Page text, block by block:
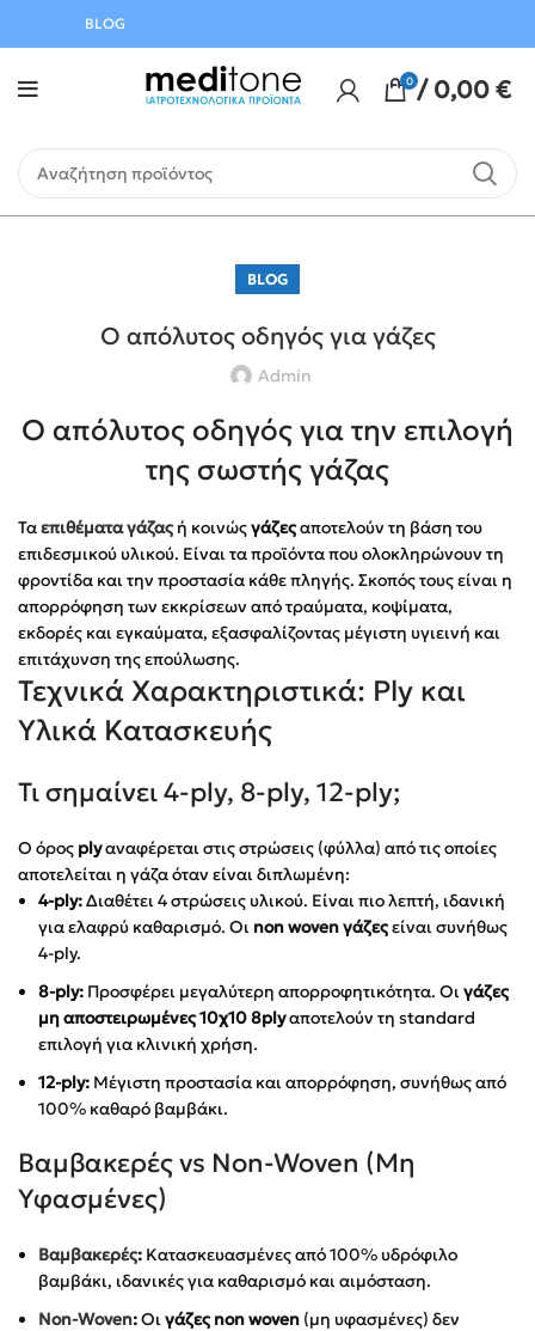
BLOG
0 / 0,00€
BLOG
O απόλυτος οδηγός για γάζες
Admin
Ο απόλυτος οδηγός για την επιλογή
της σωστής γάζας
Ταεπιθέματα γάζαςή κοινώςγάζεςαποτελούν τη βάση του
επιδεσμικού υλικού. Είναι τα προϊόντα που ολοκληρώνουν τη
φροντίδα και την προστασία κάθε πληγής. Σκοπός τους είναι η
απορρόφηση των εκκρίσεων από τραύματα, κοψίματα,
εκδορές και εγκαύματα, εξασφαλίζοντας μέγιστη υγιεινή και
επιτάχυνση της επούλωσης.
Τεχνικά Χαρακτηριστικά: Ply και
Υλικά Κατασκευής
Τι σημαίνει 4-ply, 8-ply, 12-ply;
Ο όρος plyαναφέρεται στις στρώσεις (φύλλα) από τις οποίες
αποτελείται η γάζα όταν είναι διπλωμένη:
4-ply:Διαθέτει 4 στρώσεις υλικού. Είναι πιο λεπτή, ιδανική
για ελαφρύ καθαρισμό. Οι non woven γάζεςείναι συνήθως
4-ply.
8-ply: Προσφέρει μεγαλύτερη απορροφητικότητα. Οιγάζες
μη αποστειρωμένες 10χ10 8plyαποτελούν τη standard
επιλογή για κλινική χρήση.
12-ply: Μέγιστη προστασία και απορρόφηση, συνήθως από
100% καθαρό βαμβάκι.
Βαμβακερές vs Non-Woven (Μη
Υφασμένες)
Βαμβακερές: Κατασκευασμένες από 100% υδρόφιλο
βαμβάκι, ιδανικές για καθαρισμό και αιμόσταση.
Non-Woven:Οιγάζες non woven (μη υφασμένες) δεν
Αυγούστου